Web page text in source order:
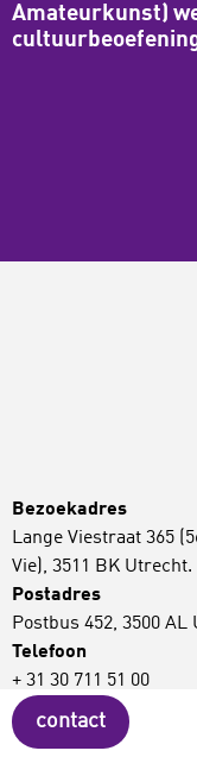
Bezoekadres
Lange Viestraat 365
Vie), 3511 BK Utrecht.
Postadres
Postbus 452, 3500 AL
Telefoon
+ 31 30 711 51 00
contact
Amateurkunst)